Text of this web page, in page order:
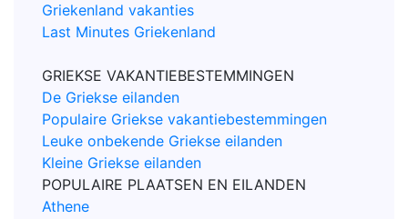
Griekenland vakanties
Last Minutes Griekenland
GRIEKSE VAKANTIEBESTEMMINGEN
De Griekse eilanden
Populaire Griekse vakantiebestemmingen
Leuke onbekende Griekse eilanden
Kleine Griekse eilanden
POPULAIRE PLAATSEN EN EILANDEN
Athene